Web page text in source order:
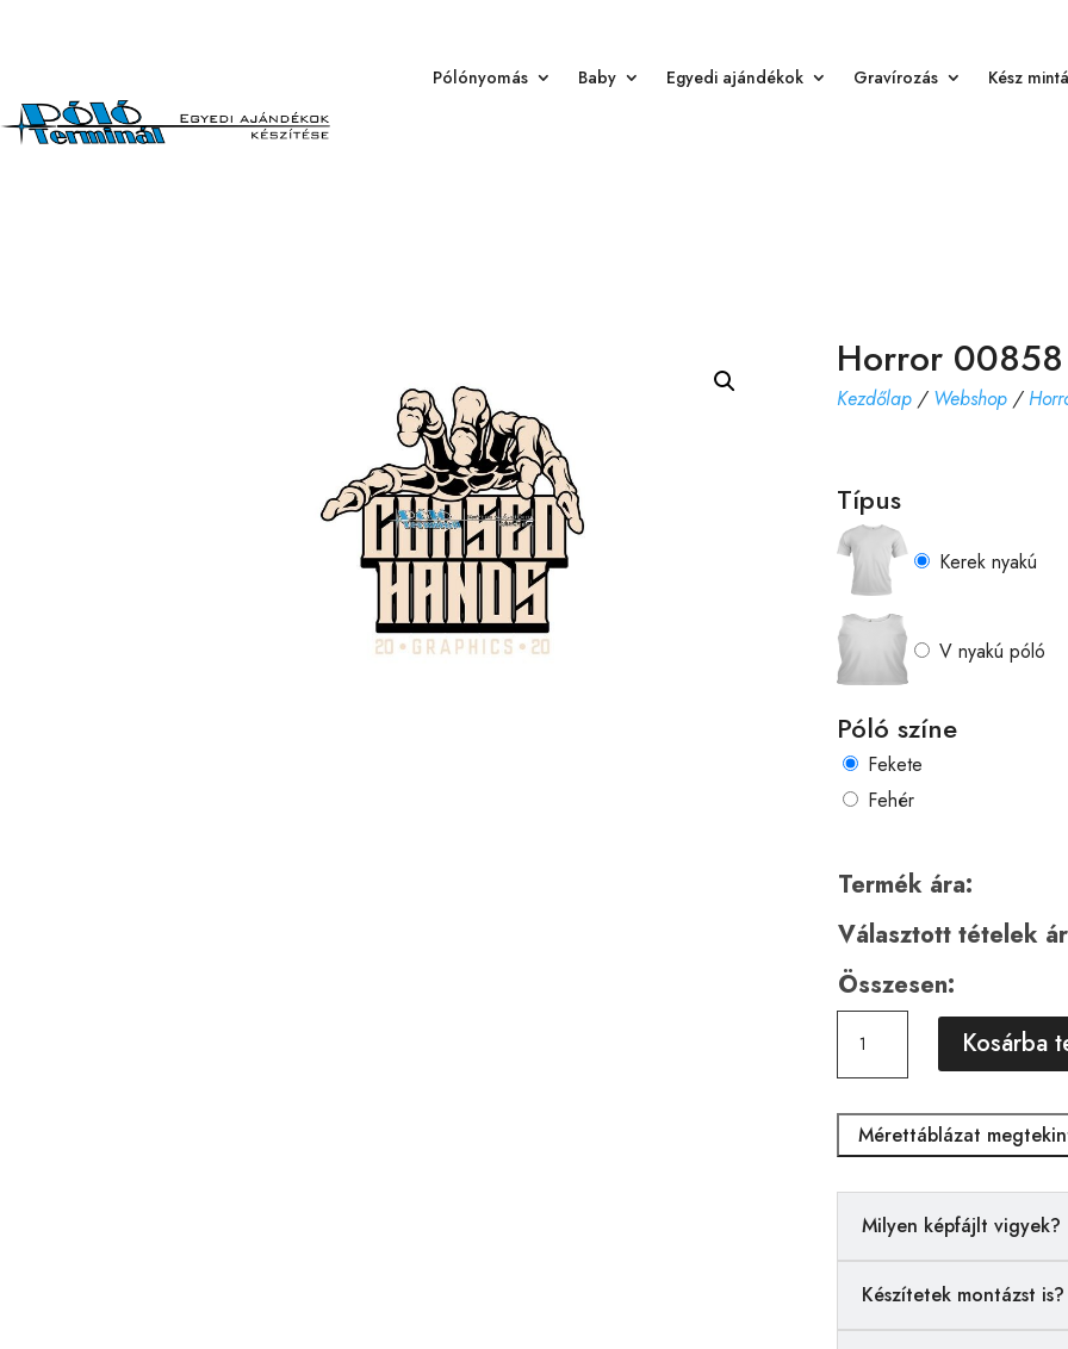
Pólónyomás Baby Egyedi ajándékok Gravírozás Kész
Horror 00858
Kezdőlap/ Webshop/
Típus
Kerek nyakú
V nyakú póló
Póló színe
Fekete
Fehér
Termék ára:
Választott tételek
Összesen:
00858
Kosárba
Mérettáblázat
Milyen képfájlt vigyek?
Készítetek montázst is?